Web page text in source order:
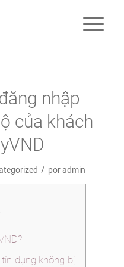
nhập
của khách
/ poradmin
dụng không bị